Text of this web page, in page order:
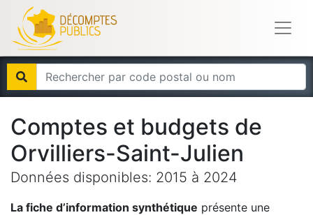
Comptes et budgets de
Orvilliers-Saint-Julien
Données disponibles: 2015 à 2024
La fiche d’information synthétique présente une